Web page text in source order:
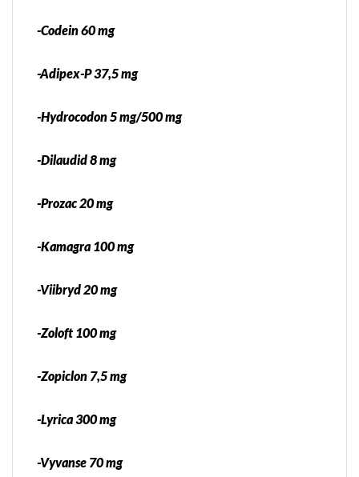
-Codein 60 mg
-Adipex-P 37,5 mg
-Hydrocodon 5 mg/500 mg
-Dilaudid 8 mg
-Prozac 20 mg
-Kamagra 100 mg
-Viibryd 20 mg
-Zoloft 100 mg
-Zopiclon 7,5 mg
-Lyrica 300 mg
-Vyvanse 70 mg